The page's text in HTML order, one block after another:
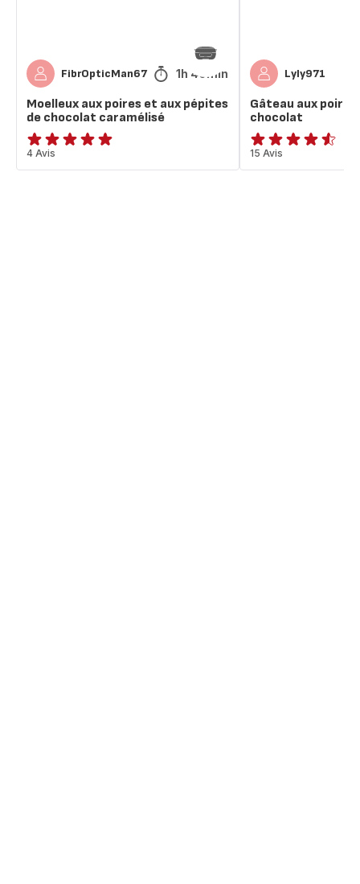
FibrOpticMan67 1h 40min
Moelleux aux poires et aux pépites
de chocolat caramélisé
Avis
5
4 Avis
Lyly971
Gâteau aux
chocolat
ratings.4.5
15 Avis